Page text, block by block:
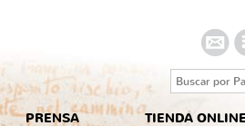
Search this
PRENSA TIENDA ONLINE